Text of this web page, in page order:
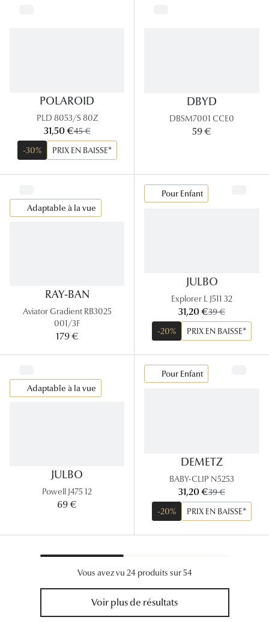
POLAROID
PLD 8053/S 80Z
maintenant:
31,50 €ancien prix:
45 €
-30%
PRIX EN BAISSE*
DBYD
DBSM7001 CCE0
59 €
Adaptable à la vue
RAY-BAN
Aviator Gradient RB3025
001/3F
179 €
Pour Enfant
JULBO
Explorer L J511 32
maintenant:
31,20 €ancien prix:
39 €
-20%
PRIX EN BAISSE*
Adaptable à la vue
JULBO
Powell J475 12
69 €
Pour Enfant
DEMETZ
BABY-CLIP N5253
maintenant:
31,20 €ancien prix:
39 €
-20%
PRIX EN BAISSE*
Vous avez vu 24 produits sur 54
Voir plus de résultats